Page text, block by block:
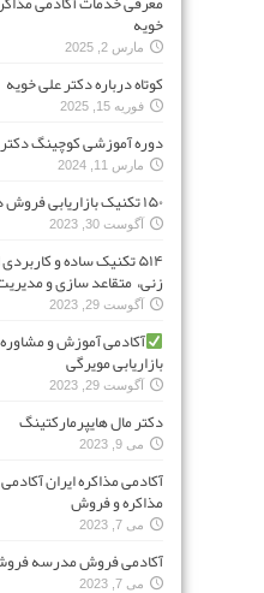
خویه
مارس 2, 2025
کوتاه درباره دکتر علی خویه
فوریه 15, 2025
دوره آموزشی کوچینگ
مارس 11, 2024
۱۵۰ تکنیک بازاریابی فروش دکتر علی خویه
آگوست 30, 2023
۵۱۴ تکنیک ساده و
زنی، متقاعد سازی و
آگوست 29, 2023
آکادمی آموزش و
بازاریابی مویرگی
آگوست 29, 2023
دکتر مال هایپرمارکتینگ
می 9, 2023
آکادمی مذاکره ایران
مذاکره و فروش
می 7, 2023
آکادمی فروش مدرسه
می 7, 2023